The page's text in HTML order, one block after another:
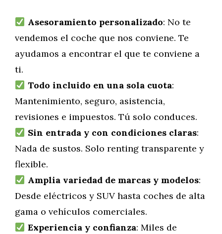
Asesoramiento personalizado: No te
vendemos el coche que nos conviene. Te
ayudamos a encontrar el que te conviene a
ti.
Todo incluido en una sola cuota:
Mantenimiento, seguro, asistencia,
revisiones e impuestos. Tú solo conduces.
Sin entrada y con condiciones claras:
Nada de sustos. Solo renting transparente y
flexible.
Amplia variedad de marcas y modelos:
Desde eléctricos y SUV hasta coches de alta
gama o vehículos comerciales.
Experiencia y confianza: Miles de